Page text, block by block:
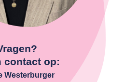
contact op:
Westerburger